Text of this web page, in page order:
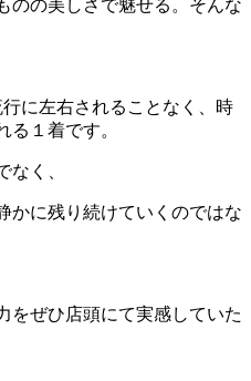
のの美しさで魅せる。そんな
に左右されることなく、時
る１着です。
なく、
かに残り続けていくのではな
をぜひ店頭にて実感していた